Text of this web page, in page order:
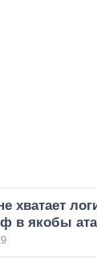
хватает
в якобы